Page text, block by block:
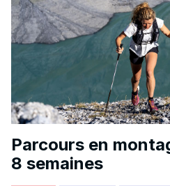
Parcours en
8 semaines